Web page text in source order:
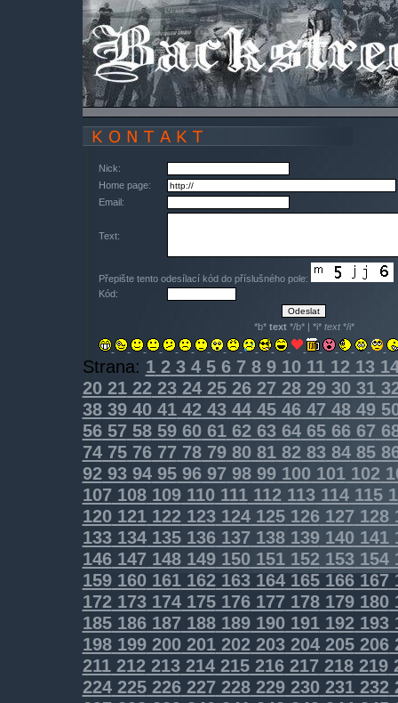
Nick:
Home page:
Email:
Text:
Přepište tento odesílací kód do příslušného pole:
Kód:
*b* text*/b* | *i* text*/i*
Strana: 12345678910111213
202122232425262728293031
383940414243444546474849
565758596061626364656667
747576777879808182838485
9293949596979899100101102
107108109110111112113114115
120121122123124125126127 128
133134135136137138139140 141
146147148149150151152153154
159160161162163164165166167
172173174175176177178179180
185186187188189190191192193
198199200201202203204205206
211212213214215216217218219
224225226227228229230231232